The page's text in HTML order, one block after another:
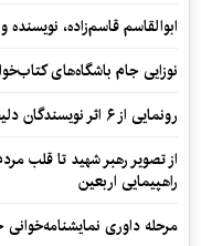
ابوالقاسم قاسم‌زاده،
نوزایی جام باشگاه‌های
رونمایی از ۶ اثر نویسندگان دلیجان در آیین «سر این قلم سلامت»
از تصویر رهبر شهید تا قلب
راهپیمایی اربعین
مرحله داوری نمایشنامه‌خوانی